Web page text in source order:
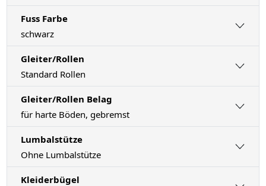
Fuss Farbe
schwarz
Gleiter/Rollen
Standard Rollen
Gleiter/Rollen Belag
für harte Böden, gebremst
Lumbalstütze
Ohne Lumbalstütze
Kleiderbügel